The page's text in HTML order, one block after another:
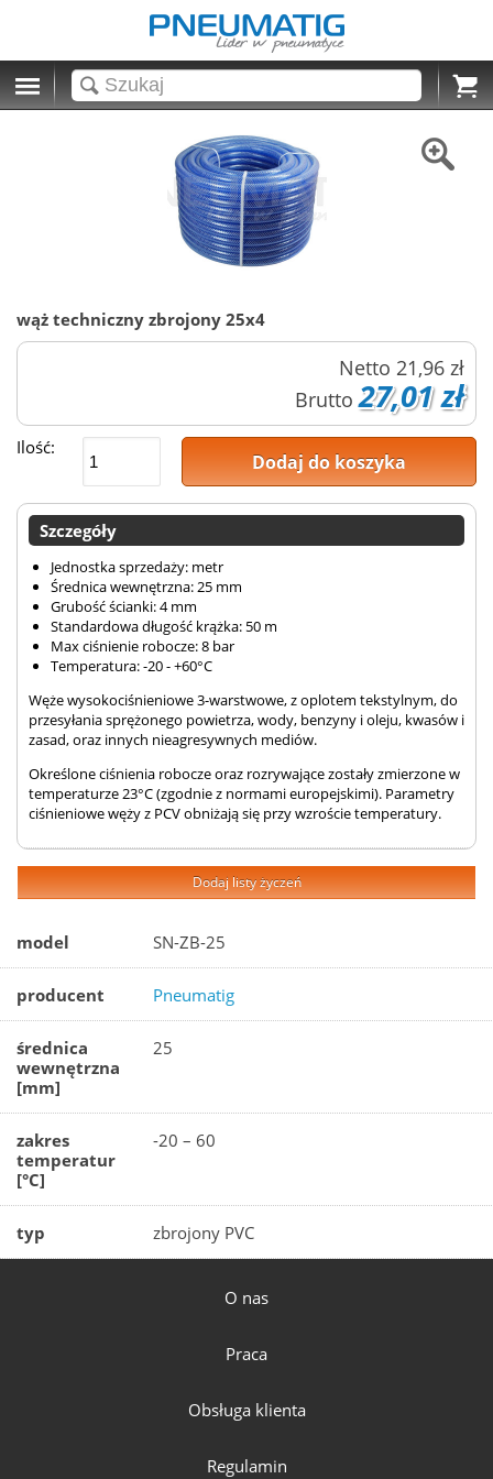
Cart
wąż techniczny zbrojony 25x4
Netto 21,96 zł
Brutto 27,01 zł
Ilość:
Dodaj do koszyka
Szczegóły
Jednostka sprzedaży: metr
Średnica wewnętrzna: 25 mm
Grubość ścianki: 4 mm
Standardowa długość krążka: 50 m
Max ciśnienie robocze: 8 bar
Temperatura: -20 - +60°C
Węże wysokociśnieniowe 3-warstwowe, z oplotem tekstylnym, do
przesyłania sprężonego powietrza, wody, benzyny i oleju, kwasów i
zasad, oraz innych nieagresywnych mediów.
Określone ciśnienia robocze oraz rozrywające zostały zmierzone w
temperaturze 23°C (zgodnie z normami europejskimi). Parametry
ciśnieniowe węży z PCV obniżają się przy wzroście temperatury.
Dodaj listy życzeń
model SN-ZB-25
producent Pneumatig
średnica
wewnętrzna
[mm]
25
zakres
temperatur
[°C]
-20 – 60
typ zbrojony PVC
O nas
Praca
Obsługa klienta
Regulamin